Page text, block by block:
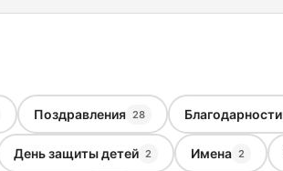
Поздравления 28 Благодарности
День защиты детей 2 Имена 2